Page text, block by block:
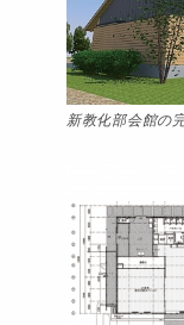
新教化部会館の